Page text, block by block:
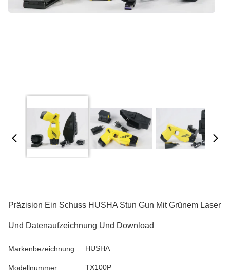
Präzision Ein Schuss HUSHA Stun Gun Mit Grünem Laser
Und Datenaufzeichnung Und Download
Markenbezeichnung: HUSHA
Modellnummer: TX100P